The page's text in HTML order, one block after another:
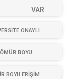
VAR
ONAYLI
ÖMÜR BOYU
BOYU ERİŞİM